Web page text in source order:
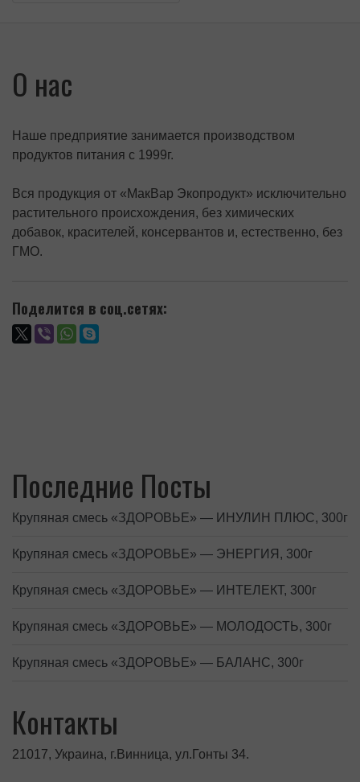
О нас
Наше предприятие занимается производством
продуктов питания с 1999г.
Вся продукция от «МакВар Экопродукт» исключительно
растительного происхождения, без химических
добавок, красителей, консервантов и, естественно, без
ГМО.
Поделится в соц.сетях:
Последние Посты
Крупяная смесь «ЗДОРОВЬЕ» — ИНУЛИН ПЛЮС, 300г
Крупяная смесь «ЗДОРОВЬЕ» — ЭНЕРГИЯ, 300г
Крупяная смесь «ЗДОРОВЬЕ» — ИНТЕЛЕКТ, 300г
Крупяная смесь «ЗДОРОВЬЕ» — МОЛОДОСТЬ, 300г
Крупяная смесь «ЗДОРОВЬЕ» — БАЛАНС, 300г
Контакты
21017, Украина, г.Винница, ул.Гонты 34.